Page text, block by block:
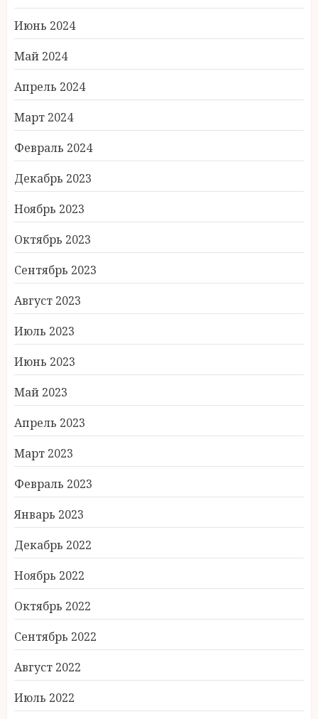
Июнь 2024
Май 2024
Апрель 2024
Март 2024
Февраль 2024
Декабрь 2023
Ноябрь 2023
Октябрь 2023
Сентябрь 2023
Август 2023
Июль 2023
Июнь 2023
Май 2023
Апрель 2023
Март 2023
Февраль 2023
Январь 2023
Декабрь 2022
Ноябрь 2022
Октябрь 2022
Сентябрь 2022
Август 2022
Июль 2022